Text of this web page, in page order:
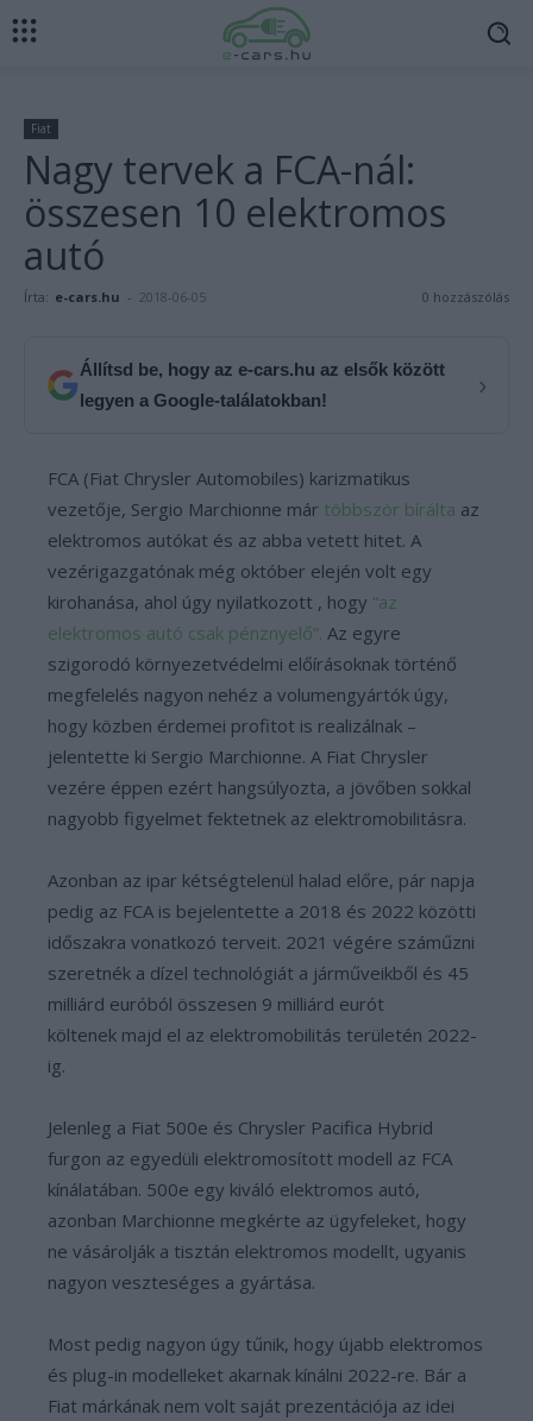
Fiat
Nagy tervek a FCA-nál:
összesen 10 elektromos
autó
Írta: e-cars.hu - 2018-06-05 0 hozzászólás
Állítsd be, hogy az e-cars.hu az elsők között
legyen a Google-találatokban!
›
FCA (Fiat Chrysler Automobiles) karizmatikus
vezetője, Sergio Marchionne már többször bírálta az
elektromos autókat és az abba vetett hitet. A
vezérigazgatónak még október elején volt egy
kirohanása, ahol úgy nyilatkozott , hogy “az
elektromos autó csak pénznyelő”. Az egyre
szigorodó környezetvédelmi előírásoknak történő
megfelelés nagyon nehéz a volumengyártók úgy,
hogy közben érdemei profitot is realizálnak –
jelentette ki Sergio Marchionne. A Fiat Chrysler
vezére éppen ezért hangsúlyozta, a jövőben sokkal
nagyobb figyelmet fektetnek az elektromobilitásra.
Azonban az ipar kétségtelenül halad előre, pár napja
pedig az FCA is bejelentette a 2018 és 2022 közötti
időszakra vonatkozó terveit. 2021 végére száműzni
szeretnék a dízel technológiát a járműveikből és 45
milliárd euróból összesen 9 milliárd eurót
költenek majd el az elektromobilitás területén 2022-
ig.
Jelenleg a Fiat 500e és Chrysler Pacifica Hybrid
furgon az egyedüli elektromosított modell az FCA
kínálatában. 500e egy kiváló elektromos autó,
azonban Marchionne megkérte az ügyfeleket, hogy
ne vásárolják a tisztán elektromos modellt, ugyanis
nagyon veszteséges a gyártása.
Most pedig nagyon úgy tűnik, hogy újabb elektromos
és plug-in modelleket akarnak kínálni 2022-re. Bár a
Fiat márkának nem volt saját prezentációja az idei